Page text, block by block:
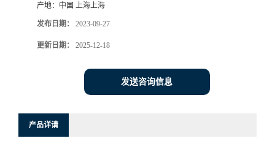
产地： 中国 上海上海
发布日期： 2023-09-27
更新日期： 2025-12-18
发送咨询信息
产品详请